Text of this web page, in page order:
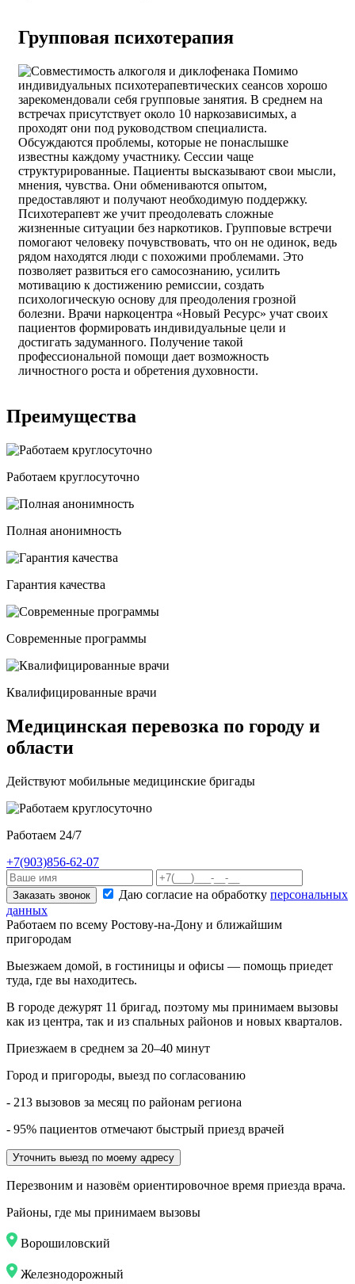
Групповая психотерапия
Помимо
индивидуальных психотерапевтических сеансов хорошо
зарекомендовали себя групповые занятия. В среднем на
встречах присутствует около 10 наркозависимых, а
проходят они под руководством специалиста.
Обсуждаются проблемы, которые не понаслышке
известны каждому участнику. Сессии чаще
структурированные. Пациенты высказывают свои мысли,
мнения, чувства. Они обмениваются опытом,
предоставляют и получают необходимую поддержку.
Психотерапевт же учит преодолевать сложные
жизненные ситуации без наркотиков. Групповые встречи
помогают человеку почувствовать, что он не одинок, ведь
рядом находятся люди с похожими проблемами. Это
позволяет развиться его самосознанию, усилить
мотивацию к достижению ремиссии, создать
психологическую основу для преодоления грозной
болезни. Врачи наркоцентра «Новый Ресурс» учат своих
пациентов формировать индивидуальные цели и
достигать задуманного. Получение такой
профессиональной помощи дает возможность
личностного роста и обретения духовности.
Преимущества
Работаем круглосуточно
Полная анонимность
Гарантия качества
Современные программы
Квалифицированные врачи
Медицинская перевозка по городу и
области
Действуют мобильные медицинские бригады
Работаем 24/7
+7(903)856-62-07
Заказать звонок Даю согласие на обработку персональных
данных
Работаем по всему Ростову-на-Дону и ближайшим
пригородам
Выезжаем домой, в гостиницы и офисы — помощь приедет
туда, где вы находитесь.
В городе дежурят 11 бригад, поэтому мы принимаем вызовы
как из центра, так и из спальных районов и новых кварталов.
Приезжаем в среднем за 20–40 минут
Город и пригороды, выезд по согласованию
- 213 вызовов за месяц по районам региона
- 95% пациентов отмечают быстрый приезд врачей
Уточнить выезд по моему адресу
Перезвоним и назовём ориентировочное время приезда врача.
Районы, где мы принимаем вызовы
Ворошиловский
Железнодорожный